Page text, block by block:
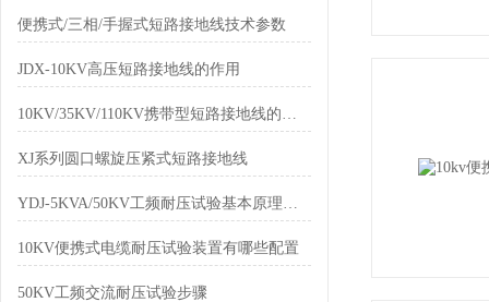
便携式/三相/手握式短路接地线技术参数
JDX-10KV高压短路接地线的作用
10KV/35KV/110KV携带型短路接地线的使用及操作
XJ系列圆口螺旋压紧式短路接地线
YDJ-5KVA/50KV工频耐压试验基本原理及设备的选择
10KV便携式电缆耐压试验装置有哪些配置
50KV工频交流耐压试验步骤